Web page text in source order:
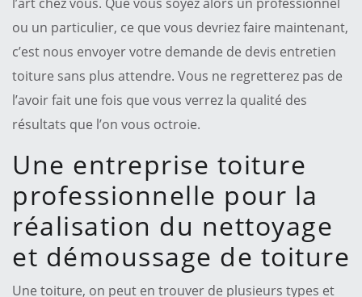
ou un particulier, ce que vous devriez faire maintenant,
c’est nous envoyer votre demande de devis entretien
toiture sans plus attendre. Vous ne regretterez pas de
l’avoir fait une fois que vous verrez la qualité des
résultats que l’on vous octroie.
Une entreprise toiture
professionnelle pour la
réalisation du nettoyage
et démoussage de toiture
Une toiture, on peut en trouver de plusieurs types et